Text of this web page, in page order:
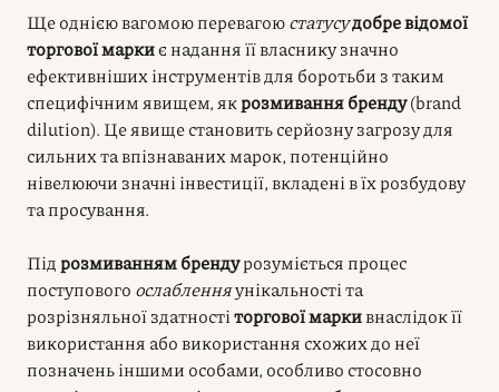
Ще однією вагомою перевагоюстатусудобре відомої
торгової маркиє надання її власнику значно
ефективніших інструментів для боротьби з таким
специфічним явищем, якрозмивання бренду(brand
dilution). Це явище становить серйозну загрозу для
сильних та впізнаваних марок, потенційно
нівелюючи значні інвестиції, вкладені в їх розбудову
та просування.
Під розмиванням брендурозуміється процес
поступового ослабленняунікальності та
розрізняльної здатностіторгової маркивнаслідок її
використання або використання схожих до неї
позначень іншими особами, особливо стосовно